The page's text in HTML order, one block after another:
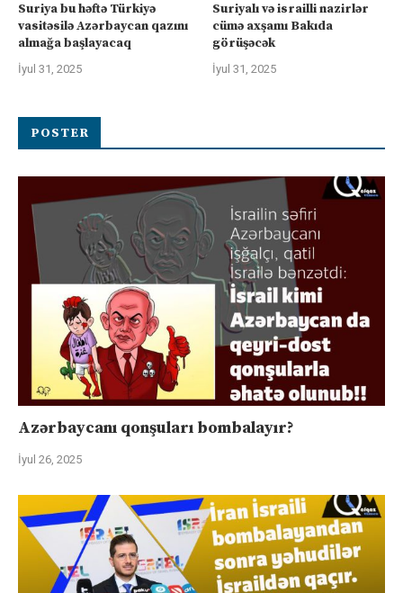
Suriya bu həftə Türkiyə
vasitəsilə Azərbaycan qazını
almağa başlayacaq
İyul 31, 2025
Suriyalı və israilli nazirlər
cümə axşamı Bakıda
görüşəcək
İyul 31, 2025
POSTER
Azərbaycanı qonşuları bombalayır?
İyul 26, 2025